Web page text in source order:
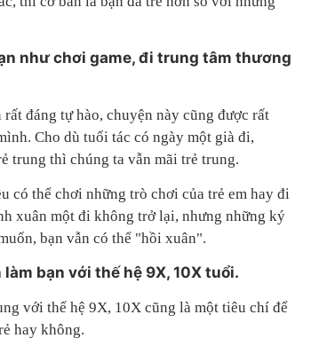
như chơi game, đi trung tâm thương
đáng tự hào, chuyện này cũng được rất
Cho dù tuổi tác có ngày một già đi,
trung thì chúng ta vẫn mãi trẻ trung.
có thể chơi những trò chơi của trẻ em hay đi
xuân một đi không trở lại, nhưng những ký
bạn vẫn có thể "hồi xuân".
bạn với thế hệ 9X, 10X tuổi.
với thế hệ 9X, 10X cũng là một tiêu chí để
hay không.